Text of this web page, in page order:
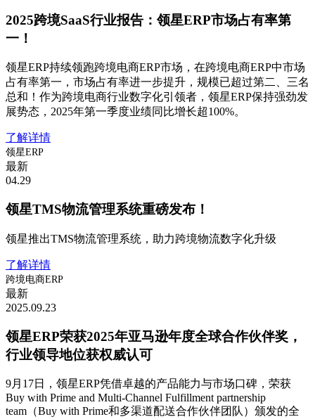
2025跨境SaaS行业报告：领星ERP市场占有率第
一！
领星ERP持续领跑跨境电商ERP市场，在跨境电商ERP中市场
占有率第一，市场占有率进一步提升，规模已超过第二、三名
总和！作为跨境电商行业数字化引领者，领星ERP保持强劲发
展势态，2025年第一季度业绩同比增长超100%。
了解详情
领星ERP
最新
04.29
领星TMS物流管理系统重磅发布！
领星推出TMS物流管理系统，助力跨境物流数字化升级
了解详情
跨境电商ERP
最新
2025.09.23
领星ERP荣获2025年亚马逊年度全球合作伙伴奖，
行业领导地位获权威认可
9月17日，领星ERP凭借卓越的产品能力与市场口碑，荣获
Buy with Prime and Multi-Channel Fulfillment partnership
team（Buy with Prime和多渠道配送合作伙伴团队）颁发的全